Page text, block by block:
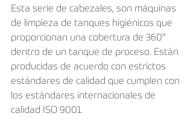
Esta serie de cabezales, son máquinas
de limpieza de tanques higiénicos que
proporcionan una cobertura de 360°
dentro de un tanque de proceso. Están
producidas de acuerdo con estrictos
estándares de calidad que cumplen con
los estándares internacionales de
calidad ISO 9001.